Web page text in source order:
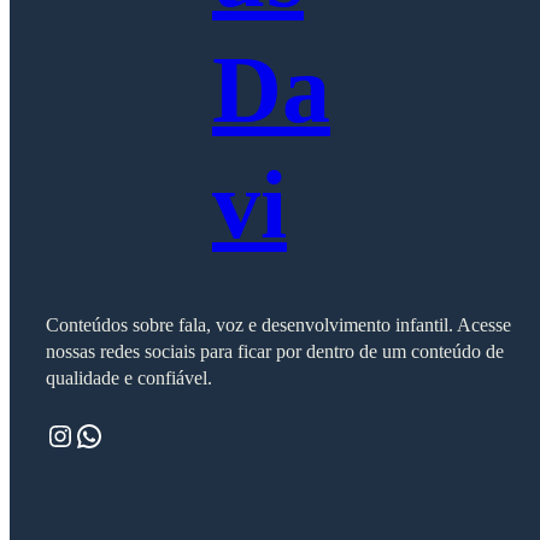
Da
vi
Conteúdos sobre fala, voz e desenvolvimento infantil. Acesse
nossas redes sociais para ficar por dentro de um conteúdo de
qualidade e confiável.
Instagram WhatsApp